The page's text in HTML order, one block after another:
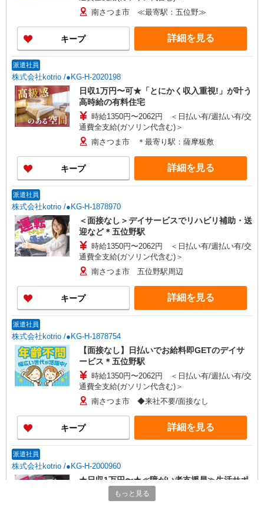
南さつま市 ≪最寄駅：五位野≫
キープ 詳細を見る
派遣社員
株式会社kotrio /●KG-H-2020198
日収1万円〜可★「とにかく収入重視!」が叶う
高時給の有料住宅
時給1350円〜2062円 ＜日払い有/週払い有/交
通費全支給(ガソリン代含む)＞
南さつま市 ＊最寄り駅：薩摩板敷
キープ 詳細を見る
派遣社員
株式会社kotrio /●KG-H-1878970
＜面接なし＞デイサービスでリハビリ補助・送
迎など＊五位野駅
時給1350円〜2062円 ＜日払い有/週払い有/交
通費全支給(ガソリン代含む)＞
南さつま市 五位野駅周辺
キープ 詳細を見る
派遣社員
株式会社kotrio /●KG-H-1878754
【面接なし】日払いでお給料即GETのデイサ
ービス＊五位野駅
時給1350円〜2062円 ＜日払い有/週払い有/交
通費全支給(ガソリン代含む)＞
南さつま市 ◆来社不要/面接なし
キープ 詳細を見る
派遣社員
株式会社kotrio /●KG-H-2000960
★日収1万円〜★≪障がい者支援員≫生活サポ
ート＆送迎など
もっと見る